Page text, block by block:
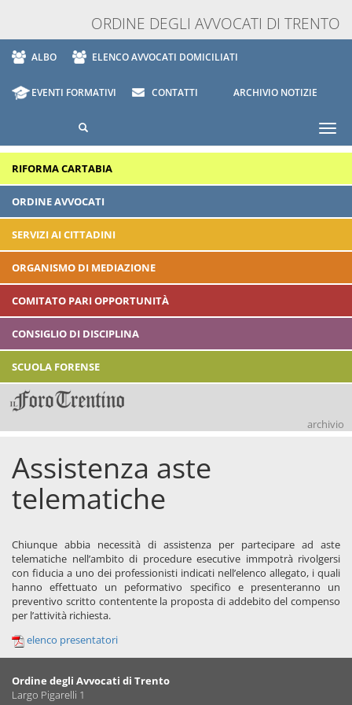
ORDINE DEGLI AVVOCATI DI TRENTO
ALBO ELENCO AVVOCATI DOMICILIATI
EVENTI FORMATIVI CONTATTI ARCHIVIO NOTIZIE
RIFORMA CARTABIA
ORDINE AVVOCATI
SERVIZI AI CITTADINI
ORGANISMO DI MEDIAZIONE
COMITATO PARI OPPORTUNITÀ
CONSIGLIO DI DISCIPLINA
SCUOLA FORENSE
archivio
Assistenza aste
telematiche
Chiunque abbia necessità di assistenza per partecipare ad aste
telematiche nell’ambito di procedure esecutive immpotrà rivolgersi
con fiducia a uno dei professionisti indicati nell’elenco allegato, i quali
hanno effettuato un peformativo specifico e presenteranno un
preventivo scritto contentente la proposta di addebito del compenso
per l’attività richiesta.
elenco presentatori
Ordine degli Avvocati di Trento
Largo Pigarelli 1